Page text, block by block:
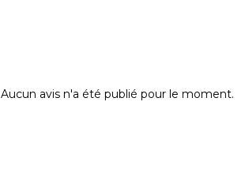
Aucun avis n'a été publié pour le moment.